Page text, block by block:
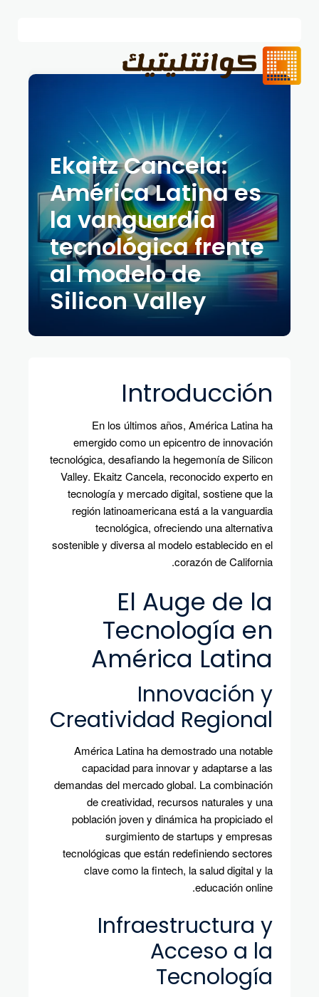
Ekaitz Cancela:
América Latina es
la vanguardia
tecnológica frente
al modelo de
Silicon Valley
Introducción
En los últimos años, América Latina ha
emergido como un epicentro de innovación
tecnológica, desafiando la hegemonía de Silicon
Valley. Ekaitz Cancela, reconocido experto en
tecnología y mercado digital, sostiene que la
región latinoamericana está a la vanguardia
tecnológica, ofreciendo una alternativa
sostenible y diversa al modelo establecido en el
corazón de California.
El Auge de la
Tecnología en
América Latina
Innovación y
Creatividad Regional
América Latina ha demostrado una notable
capacidad para innovar y adaptarse a las
demandas del mercado global. La combinación
de creatividad, recursos naturales y una
población joven y dinámica ha propiciado el
surgimiento de startups y empresas
tecnológicas que están redefiniendo sectores
clave como la fintech, la salud digital y la
educación online.
Infraestructura y
Acceso a la
Tecnología